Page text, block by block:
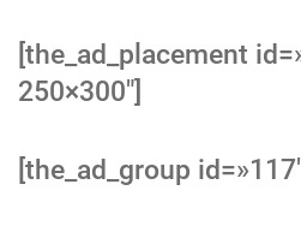
[the_ad_placement
250×300″]
[the_ad_group